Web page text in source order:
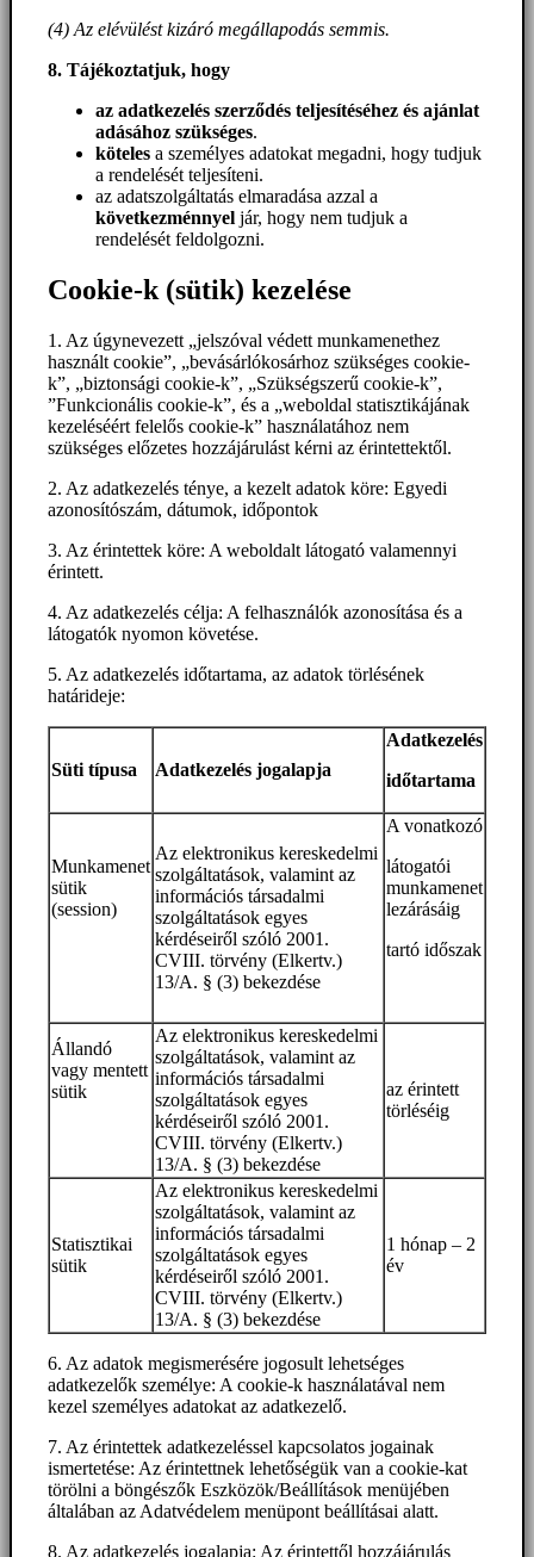
(4) Az elévülést kizáró megállapodás semmis.
8. Tájékoztatjuk, hogy
az adatkezelés szerződés teljesítéséhez és ajánlat
adásához szükséges.
köteles a személyes adatokat megadni, hogy tudjuk
a rendelését teljesíteni.
az adatszolgáltatás elmaradása azzal a
következménnyel jár, hogy nem tudjuk a
rendelését feldolgozni.
Cookie-k (sütik) kezelése
1. Az úgynevezett „jelszóval védett munkamenethez
használt cookie”, „bevásárlókosárhoz szükséges cookie-
k”, „biztonsági cookie-k”, „Szükségszerű cookie-k”,
”Funkcionális cookie-k”, és a „weboldal statisztikájának
kezeléséért felelős cookie-k” használatához nem
szükséges előzetes hozzájárulást kérni az érintettektől.
2. Az adatkezelés ténye, a kezelt adatok köre: Egyedi
azonosítószám, dátumok, időpontok
3. Az érintettek köre: A weboldalt látogató valamennyi
érintett.
4. Az adatkezelés célja: A felhasználók azonosítása és a
látogatók nyomon követése.
5. Az adatkezelés időtartama, az adatok törlésének
határideje:
Süti típusa Adatkezelés jogalapja
Adatkezelés
időtartama
Munkamenet
sütik
(session)
Az elektronikus kereskedelmi
szolgáltatások, valamint az
információs társadalmi
szolgáltatások egyes
kérdéseiről szóló 2001.
CVIII. törvény (Elkertv.)
13/A. § (3) bekezdése
A vonatkozó
látogatói
munkamenet
lezárásáig
tartó időszak
Állandó
vagy mentett
sütik
Az elektronikus kereskedelmi
szolgáltatások, valamint az
információs társadalmi
szolgáltatások egyes
kérdéseiről szóló 2001.
CVIII. törvény (Elkertv.)
13/A. § (3) bekezdése
az érintett
törléséig
Statisztikai
sütik
Az elektronikus kereskedelmi
szolgáltatások, valamint az
információs társadalmi
szolgáltatások egyes
kérdéseiről szóló 2001.
CVIII. törvény (Elkertv.)
13/A. § (3) bekezdése
1 hónap – 2
év
6. Az adatok megismerésére jogosult lehetséges
adatkezelők személye: A cookie-k használatával nem
kezel személyes adatokat az adatkezelő.
7. Az érintettek adatkezeléssel kapcsolatos jogainak
ismertetése: Az érintettnek lehetőségük van a cookie-kat
törölni a böngészők Eszközök/Beállítások menüjében
általában az Adatvédelem menüpont beállításai alatt.
8. Az adatkezelés jogalapja: Az érintettől hozzájárulás